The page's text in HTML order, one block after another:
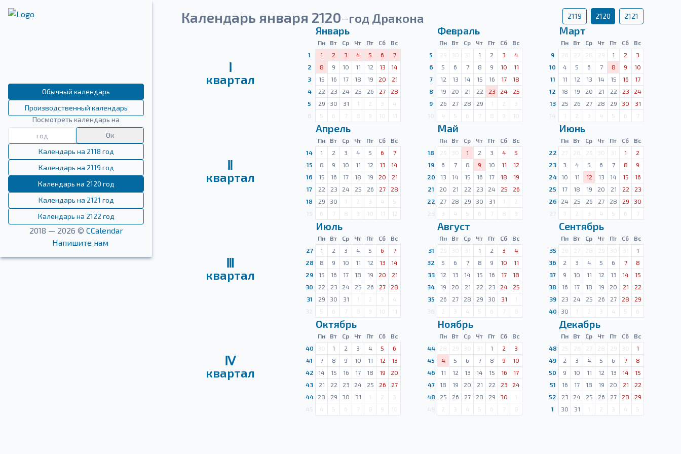
Обычный календарь
Производственный календарь
Посмотреть календарь на
Ок
Календарь на 2118 год
Календарь на 2119 год
Календарь на 2120 год
Календарь на 2121 год
Календарь на 2122 год
2018 — 2026 © CCalendar
Напишите нам
Календарь января 2120—год Дракона 2119 2120 2121
Ⅰ
квартал
Январь
Пн Вт Ср Чт Пт Сб
Вс
1
1 2 3 4 5 6
7
2
8 9 10 11 12 13
14
3
15 16 17 18 19 20
21
4
22 23 24 25 26 27
28
5
29 30 31 1 2 3
4
5 6 7 8 9 10 11
Февраль
Пн Вт Ср Чт Пт Сб
Вс
5
29 30 31 1 2 3
4
6
5 6 7 8 9 10
11
7
12 13 14 15 16 17
18
8
19 20 21 22 23 24
25
9
26 27 28 29 1 2
3
4 5 6 7 8 9 10
Март
Пн Вт Ср Чт Пт Сб
Вс
9
26 27 28 29 1 2
3
10
4 5 6 7 8 9
10
11
11 12 13 14 15 16
17
12
18 19 20 21 22 23
24
13
25 26 27 28 29 30
31
1 2 3 4 5 6 7
Ⅱ
квартал
Апрель
Пн Вт Ср Чт Пт Сб
Вс
14
1 2 3 4 5 6
7
15
8 9 10 11 12 13
14
16
15 16 17 18 19 20
21
17
22 23 24 25 26 27
28
18
29 30 1 2 3 4
5
6 7 8 9 10 11 12
Май
Пн Вт Ср Чт Пт Сб
Вс
18
29 30 1 2 3 4
5
19
6 7 8 9 10 11
12
20
13 14 15 16 17 18
19
21
20 21 22 23 24 25
26
22
27 28 29 30 31 1
2
3 4 5 6 7 8 9
Июнь
Пн Вт Ср Чт Пт Сб
Вс
22
27 28 29 30 31 1
2
23
3 4 5 6 7 8
9
24
10 11 12 13 14 15
16
25
17 18 19 20 21 22
23
26
24 25 26 27 28 29
30
1 2 3 4 5 6 7
Ⅲ
квартал
Июль
Пн Вт Ср Чт Пт Сб
Вс
27
1 2 3 4 5 6
7
28
8 9 10 11 12 13
14
29
15 16 17 18 19 20
21
30
22 23 24 25 26 27
28
31
29 30 31 1 2 3
4
5 6 7 8 9 10 11
Август
Пн Вт Ср Чт Пт Сб
Вс
31
29 30 31 1 2 3
4
32
5 6 7 8 9 10
11
33
12 13 14 15 16 17
18
34
19 20 21 22 23 24
25
35
26 27 28 29 30 31
1
2 3 4 5 6 7 8
Сентябрь
Пн Вт Ср Чт Пт Сб
Вс
35
26 27 28 29 30 31
1
36
2 3 4 5 6 7
8
37
9 10 11 12 13 14
15
38
16 17 18 19 20 21
22
39
23 24 25 26 27 28
29
40
30 1 2 3 4 5 6
Ⅳ
квартал
Октябрь
Пн Вт Ср Чт Пт Сб
Вс
40
30 1 2 3 4 5
6
41
7 8 9 10 11 12
13
42
14 15 16 17 18 19
20
43
21 22 23 24 25 26
27
44
28 29 30 31 1 2
3
4 5 6 7 8 9 10
Ноябрь
Пн Вт Ср Чт Пт Сб
Вс
44
28 29 30 31 1 2
3
45
4 5 6 7 8 9
10
46
11 12 13 14 15 16
17
47
18 19 20 21 22 23
24
48
25 26 27 28 29 30
1
2 3 4 5 6 7 8
Декабрь
Пн Вт Ср Чт Пт Сб
Вс
48
25 26 27 28 29 30
1
49
2 3 4 5 6 7
8
50
9 10 11 12 13 14
15
51
16 17 18 19 20 21
22
52
23 24 25 26 27 28
29
1
30 31 1 2 3 4 5